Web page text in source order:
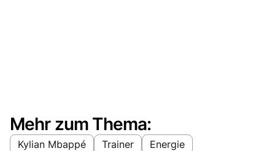
Mehr zum Thema:
Kylian Mbappé Trainer
Energie